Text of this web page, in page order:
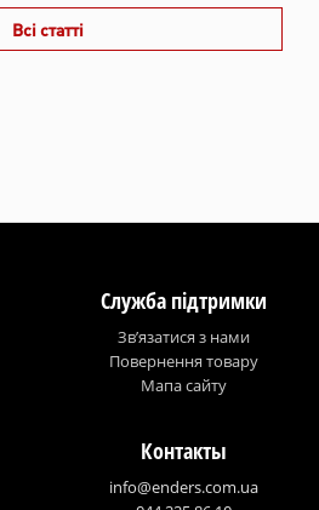
Всі статті
Служба підтримки
Зв’язатися з нами
Повернення товару
Мапа сайту
Контакты
info@enders.com.ua